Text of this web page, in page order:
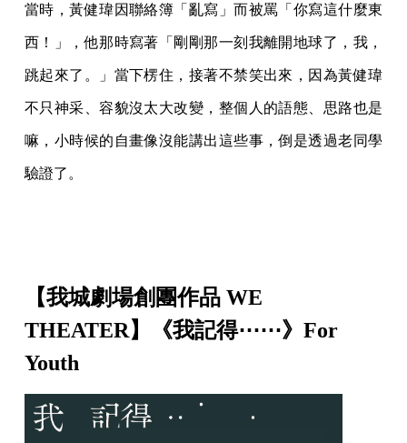
當時，黃健瑋因聯絡簿「亂寫」而被罵「你寫這什麼東
西！」，他那時寫著「剛剛那一刻我離開地球了，我，
跳起來了。」當下楞住，接著不禁笑出來，因為黃健瑋
不只神采、容貌沒太大改變，整個人的語態、思路也是
嘛，小時候的自畫像沒能講出這些事，倒是透過老同學
驗證了。
【我城劇場創團作品 WE
THEATER】《我記得⋯⋯》For
Youth